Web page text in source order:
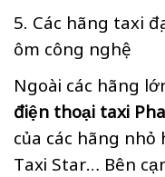
5. Các hãng taxi
ôm công nghệ
Ngoài các hãng
điện thoại taxi
của các hãng nhỏ
Taxi Star… Bên